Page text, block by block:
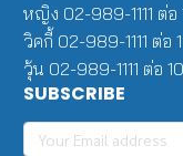
หญิง 02-989-1111 ต่อ
วิคกี้ 02-989-1111 ต่อ
วุ้น 02-989-1111 ต่อ
SUBSCRIBE